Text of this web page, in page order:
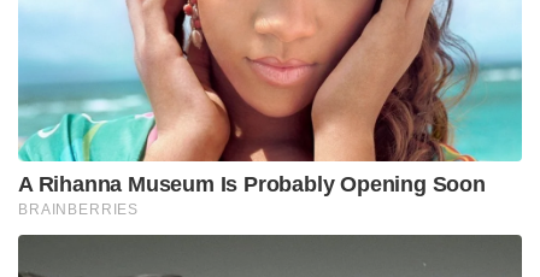
A Rihanna Museum Is Probably Opening Soon
BRAINBERRIES